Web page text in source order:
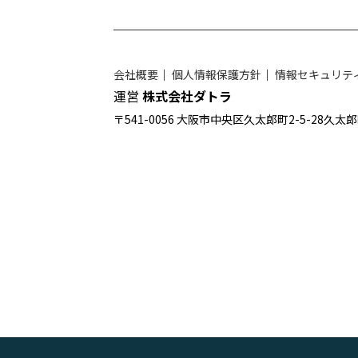
会社概要 ｜ 個人情報保護方針 ｜ 情報セキュリテ
運営 株式会社ダトラ
〒541-0056 大阪市中央区久太郎町2-5-28久太